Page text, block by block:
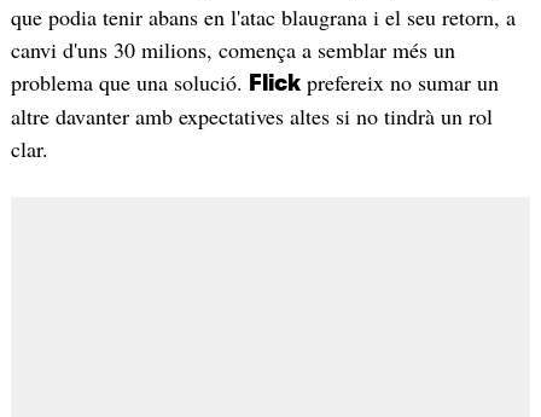
que podia tenir abans en l'atac blaugrana i el seu retorn, a
canvi d'uns 30 milions, comença a semblar més un
problema que una solució.
Flickprefereix no sumar un
altre davanter amb expectatives altes si no tindrà un rol
clar.